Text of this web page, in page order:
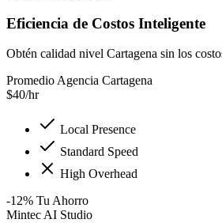
Eficiencia de Costos Inteligente
Obtén calidad nivel Cartagena sin los
Promedio Agencia Cartagena
$40/hr
Local Presence
Standard Speed
High Overhead
-12% Tu Ahorro
Mintec AI Studio